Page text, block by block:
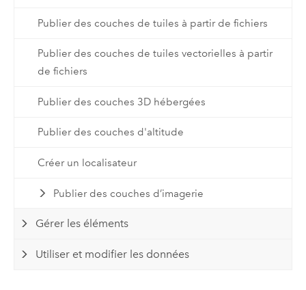
Publier des couches de tuiles à partir de fichiers
Publier des couches de tuiles vectorielles à partir
de fichiers
Publier des couches 3D hébergées
Publier des couches d'altitude
Créer un localisateur
Publier des couches d’imagerie
Gérer les éléments
Utiliser et modifier les données